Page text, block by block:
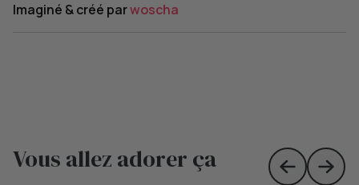
Imaginé & créé parwoscha
Vous allez adorer ça
Skip toSkip